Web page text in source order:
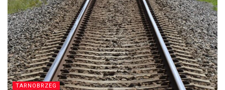
TARNOBRZEG